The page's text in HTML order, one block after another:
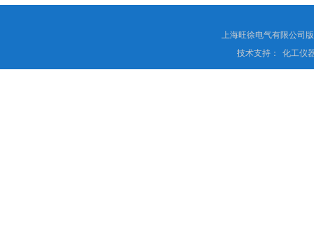
上海旺徐电气有限公司
技术支持：
化工仪